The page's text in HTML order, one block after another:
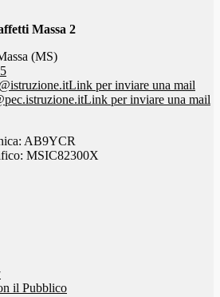
Massa 2
(MS)
Link per inviare una mail
Link per inviare una mail
AB9YCR
MSIC82300X
il Pubblico